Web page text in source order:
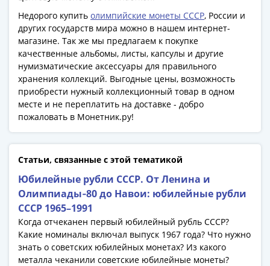
Недорого купить олимпийские монеты СССР, России и
других государств мира можно в нашем интернет-
магазине. Так же мы предлагаем к покупке
качественные альбомы, листы, капсулы и другие
нумизматические аксессуары для правильного
хранения коллекций. Выгодные цены, возможность
приобрести нужный коллекционный товар в одном
месте и не переплатить на доставке - добро
пожаловать в Монетник.ру!
Статьи, связанные с этой тематикой
Юбилейные рубли СССР. От Ленина и
Олимпиады‑80 до Навои: юбилейные рубли
СССР 1965–1991
Когда отчеканен первый юбилейный рубль СССР?
Какие номиналы включал выпуск 1967 года? Что нужно
знать о советских юбилейных монетах? Из какого
металла чеканили советские юбилейные монеты?